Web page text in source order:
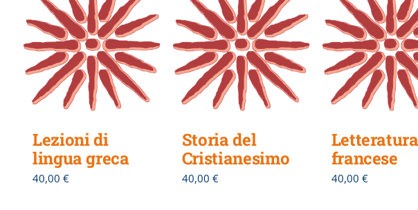
Lezioni di
lingua greca
40,00 €
Storia del
Cristianesimo
40,00 €
Letteratura
francese
40,00 €